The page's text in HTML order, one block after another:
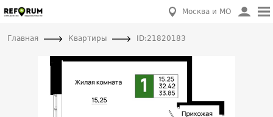
Москва и МО
Главная Квартиры ID:21820183